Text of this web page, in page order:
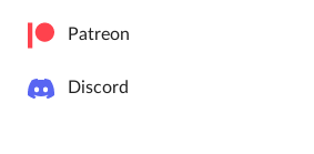
Patreon
Discord